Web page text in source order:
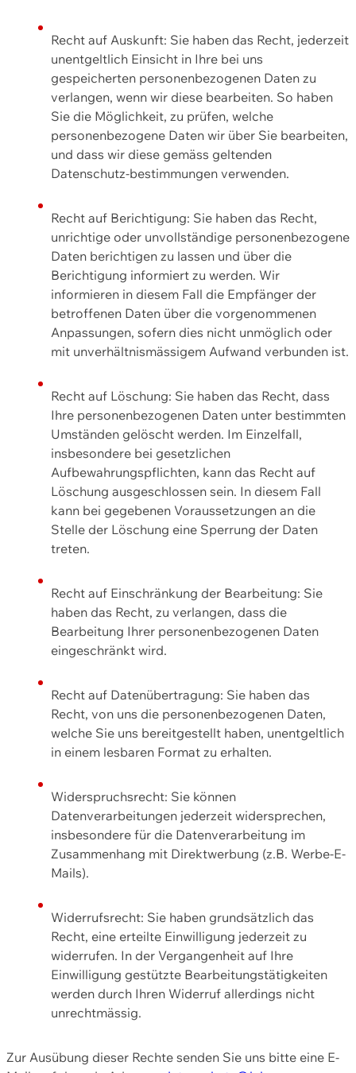
Recht auf Auskunft: Sie haben das Recht, jederzeit
unentgeltlich Einsicht in Ihre bei uns
gespeicherten personenbezogenen Daten zu
verlangen, wenn wir diese bearbeiten. So haben
Sie die Möglichkeit, zu prüfen, welche
personenbezogene Daten wir über Sie bearbeiten,
und dass wir diese gemäss geltenden
Datenschutz-bestimmungen verwenden.
Recht auf Berichtigung: Sie haben das Recht,
unrichtige oder unvollständige personenbezogene
Daten berichtigen zu lassen und über die
Berichtigung informiert zu werden. Wir
informieren in diesem Fall die Empfänger der
betroffenen Daten über die vorgenommenen
Anpassungen, sofern dies nicht unmöglich oder
mit unverhältnismässigem Aufwand verbunden ist.
Recht auf Löschung: Sie haben das Recht, dass
Ihre personenbezogenen Daten unter bestimmten
Umständen gelöscht werden. Im Einzelfall,
insbesondere bei gesetzlichen
Aufbewahrungspflichten, kann das Recht auf
Löschung ausgeschlossen sein. In diesem Fall
kann bei gegebenen Voraussetzungen an die
Stelle der Löschung eine Sperrung der Daten
treten.
Recht auf Einschränkung der Bearbeitung: Sie
haben das Recht, zu verlangen, dass die
Bearbeitung Ihrer personenbezogenen Daten
eingeschränkt wird.
Recht auf Datenübertragung: Sie haben das
Recht, von uns die personenbezogenen Daten,
welche Sie uns bereitgestellt haben, unentgeltlich
in einem lesbaren Format zu erhalten.
Widerspruchsrecht: Sie können
Datenverarbeitungen jederzeit widersprechen,
insbesondere für die Datenverarbeitung im
Zusammenhang mit Direktwerbung (z.B. Werbe-E-
Mails).
Widerrufsrecht: Sie haben grundsätzlich das
Recht, eine erteilte Einwilligung jederzeit zu
widerrufen. In der Vergangenheit auf Ihre
Einwilligung gestützte Bearbeitungstätigkeiten
werden durch Ihren Widerruf allerdings nicht
unrechtmässig.
Zur Ausübung dieser Rechte senden Sie uns bitte eine E-